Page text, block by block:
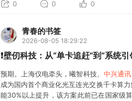
0 0 0
青春的书签
2026-08-05 18:29:22
❗️壁仞科技：从“单卡追赶”到“系统
预期。上海仪电牵头，曦智科技、 中兴通讯
成为国内首个商业化光互连光交换千卡算
能30%以上提升，该方案此前已在国家级